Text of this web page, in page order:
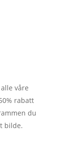
våre
rabatt
du
bilde.